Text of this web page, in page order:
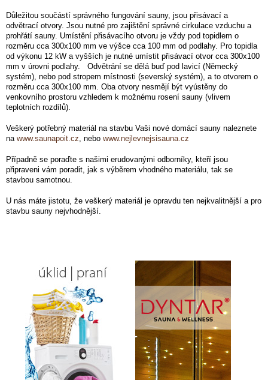
Důležitou součástí správného fungování sauny, jsou přisávací a
odvětrací otvory. Jsou nutné pro zajištění správné cirkulace vzduchu a
prohřátí sauny. Umístění přisávacího otvoru je vždy pod topidlem o
rozměru cca 300x100 mm ve výšce cca 100 mm od podlahy. Pro topidla
od výkonu 12 kW a vyšších je nutné umístit přisávací otvor cca 300x100
mm v úrovni podlahy. Odvětrání se dělá buď pod lavicí (Německý
systém), nebo pod stropem místnosti (severský systém), a to otvorem o
rozměru cca 300x100 mm. Oba otvory nesmějí být vyústěny do
venkovního prostoru vzhledem k možnému rosení sauny (vlivem
teplotních rozdílů).
Veškerý potřebný materiál na stavbu Vaši nové domácí sauny naleznete
na www.saunapoit.cz, nebo www.nejlevnejsisauna.cz
Případně se poraďte s našimi erudovanými odborníky, kteří jsou
připraveni vám poradit, jak s výběrem vhodného materiálu, tak se
stavbou samotnou.
U nás máte jistotu, že veškerý materiál je opravdu ten nejkvalitnější a pro
stavbu sauny nejvhodnější.